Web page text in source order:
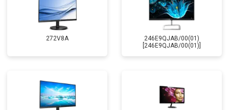
272V8A
246E9QJAB/00(01)
[246E9QJAB/00(01)]